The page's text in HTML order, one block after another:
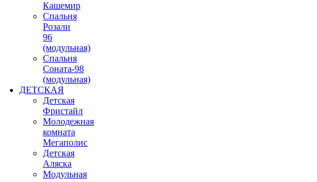
Кашемир
Спальня
Розали
96
(модульная)
Спальня
Соната-98
(модульная)
ДЕТСКАЯ
Детская
Фристайл
Молодежная
комната
Мегаполис
Детская
Аляска
Модульная